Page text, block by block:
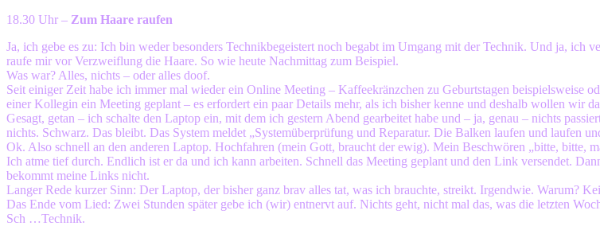
18.30 Uhr – Zum Haare raufen
Ja, ich gebe es zu: Ich bin weder besonders Technikbegeistert noch begabt im Umgang mit der Technik. Und ja, ich
raufe mir vor Verzweiflung die Haare. So wie heute Nachmittag zum Beispiel.
Was war? Alles, nichts – oder alles doof.
Seit einiger Zeit habe ich immer mal wieder ein Online Meeting – Kaffeekränzchen zu Geburtstagen beispielsweise
einer Kollegin ein Meeting geplant – es erfordert ein paar Details mehr, als ich bisher kenne und deshalb wollen wir
Gesagt, getan – ich schalte den Laptop ein, mit dem ich gestern Abend gearbeitet habe und – ja, genau – nichts
nichts. Schwarz. Das bleibt. Das System meldet „Systemüberprüfung und Reparatur. Die Balken laufen und laufen
Ok. Also schnell an den anderen Laptop. Hochfahren (mein Gott, braucht der ewig). Mein Beschwören „bitte, bitte,
Ich atme tief durch. Endlich ist er da und ich kann arbeiten. Schnell das Meeting geplant und den Link versendet.
bekommt meine Links nicht.
Langer Rede kurzer Sinn: Der Laptop, der bisher ganz brav alles tat, was ich brauchte, streikt. Irgendwie. Warum?
Das Ende vom Lied: Zwei Stunden später gebe ich (wir) entnervt auf. Nichts geht, nicht mal das, was die letzten
Sch …Technik.